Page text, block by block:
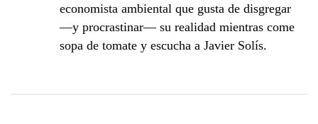
economista ambiental que gusta de disgregar
—y procrastinar— su realidad mientras come
sopa de tomate y escucha a Javier Solís.